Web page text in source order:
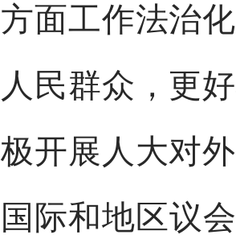
方面工作法治
人民群众，更
极开展人大对
国际和地区议